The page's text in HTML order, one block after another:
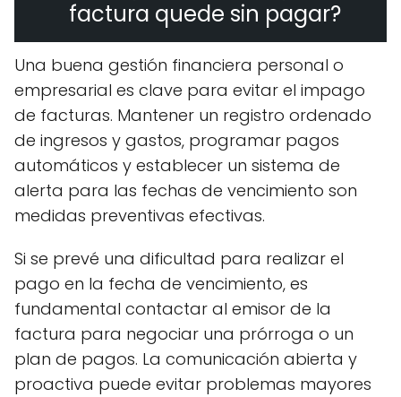
factura quede sin pagar?
Una buena gestión financiera personal o
empresarial es clave para evitar el impago
de facturas. Mantener un registro ordenado
de ingresos y gastos, programar pagos
automáticos y establecer un sistema de
alerta para las fechas de vencimiento son
medidas preventivas efectivas.
Si se prevé una dificultad para realizar el
pago en la fecha de vencimiento, es
fundamental contactar al emisor de la
factura para negociar una prórroga o un
plan de pagos. La comunicación abierta y
proactiva puede evitar problemas mayores